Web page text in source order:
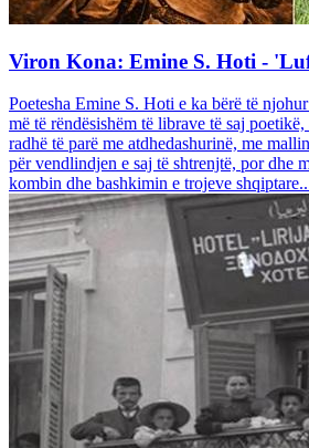
Viron Kona: Emine S. Hoti -
Poetesha Emine S. Hoti e ka bërë të
më të rëndësishëm të librave të saj
radhë të parë me atdhedashurinë, me
për vendlindjen e saj të shtrenjtë, por dhe
kombin dhe bashkimin e trojeve